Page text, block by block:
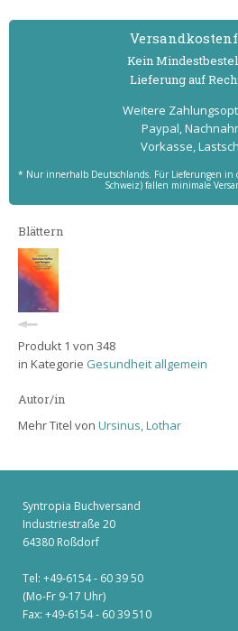
Kein
Lieferung auf
Weitere
Paypal,
Vorkasse,
* Nur innerhalb Deutschlands. Für Lieferungen in
Schweiz) fallen minimale
Blättern
Produkt 1 von 348
in Kategorie Gesundheit allgemein
Autor/in
Mehr Titel von Ursinus, Lothar
Syntropia Buchversand
Industriestraße 20
64380 Roßdorf
Tel: +49-6154 - 60 39 50
(Mo-Fr 9-17 Uhr)
Fax: +49-6154 - 60 39 510